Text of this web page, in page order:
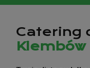
Catering
Klembów